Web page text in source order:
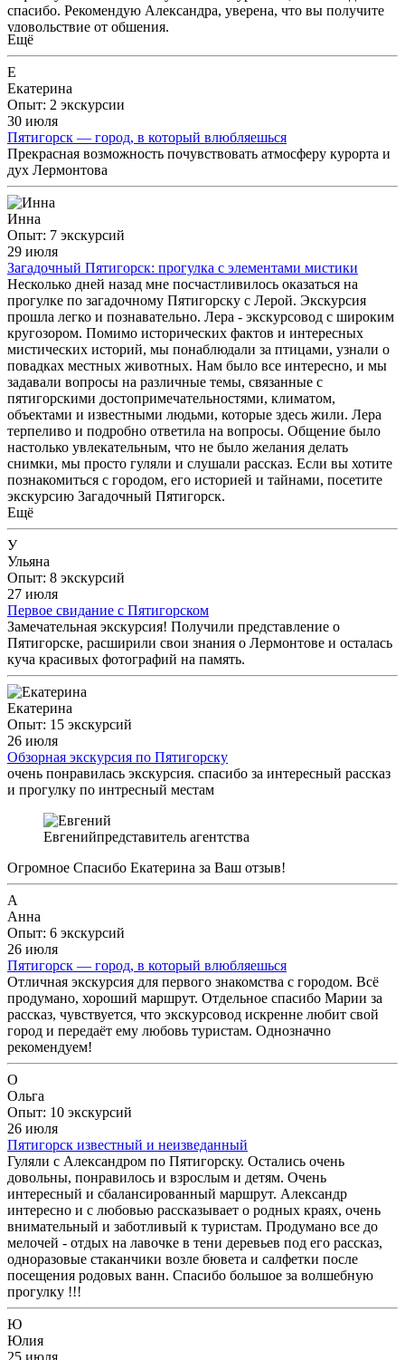
спасибо. Рекомендую Александра, уверена, что вы получите
удовольствие от общения.
Ещё
Е
Екатерина
Опыт: 2 экскурсии
30 июля
Пятигорск — город, в который влюбляешься
Прекрасная возможность почувствовать атмосферу курорта и
дух Лермонтова
Инна
Опыт: 7 экскурсий
29 июля
Загадочный Пятигорск: прогулка с элементами мистики
Несколько дней назад мне посчастливилось оказаться на
прогулке по загадочному Пятигорску с Лерой. Экскурсия
прошла легко и познавательно. Лера - экскурсовод с широким
кругозором. Помимо исторических фактов и интересных
мистических историй, мы понаблюдали за птицами, узнали о
повадках местных животных. Нам было все интересно, и мы
задавали вопросы на различные темы, связанные с
пятигорскими достопримечательностями, климатом,
объектами и известными людьми, которые здесь жили. Лера
терпеливо и подробно ответила на вопросы. Общение было
настолько увлекательным, что не было желания делать
снимки, мы просто гуляли и слушали рассказ. Если вы хотите
познакомиться с городом, его историей и тайнами, посетите
экскурсию Загадочный Пятигорск.
Ещё
У
Ульяна
Опыт: 8 экскурсий
27 июля
Первое свидание с Пятигорском
Замечательная экскурсия! Получили представление о
Пятигорске, расширили свои знания о Лермонтове и осталась
куча красивых фотографий на память.
Екатерина
Опыт: 15 экскурсий
26 июля
Обзорная экскурсия по Пятигорску
очень понравилась экскурсия. спасибо за интересный рассказ
и прогулку по интресный местам
Евгенийпредставитель агентства
Огромное Спасибо Екатерина за Ваш отзыв!
А
Анна
Опыт: 6 экскурсий
26 июля
Пятигорск — город, в который влюбляешься
Отличная экскурсия для первого знакомства с городом. Всё
продумано, хороший маршрут. Отдельное спасибо Марии за
рассказ, чувствуется, что экскурсовод искренне любит свой
город и передаёт ему любовь туристам. Однозначно
рекомендуем!
О
Ольга
Опыт: 10 экскурсий
26 июля
Пятигорск известный и неизведанный
Гуляли с Александром по Пятигорску. Остались очень
довольны, понравилось и взрослым и детям. Очень
интересный и сбалансированный маршрут. Александр
интересно и с любовью рассказывает о родных краях, очень
внимательный и заботливый к туристам. Продумано все до
мелочей - отдых на лавочке в тени деревьев под его рассказ,
одноразовые стаканчики возле бювета и салфетки после
посещения родовых ванн. Спасибо большое за волшебную
прогулку !!!
Ю
Юлия
25 июля